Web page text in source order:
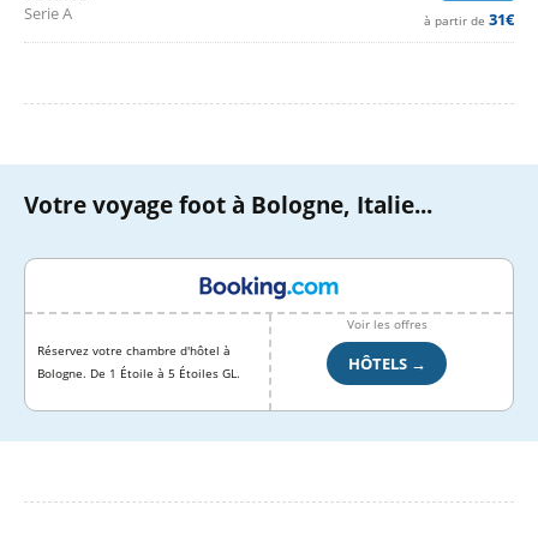
Serie A à partir de 31€
Votre voyage foot à Bologne, Italie...
Réservez votre chambre d'hôtel à
Bologne. De 1 Étoile à 5 Étoiles GL.
Voir les offres
HÔTELS →